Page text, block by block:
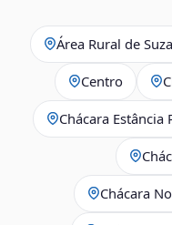
Área Rural de
Centro
Chácara Estância
Chácara